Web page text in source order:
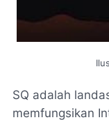
SQ adalah
memfungsikan